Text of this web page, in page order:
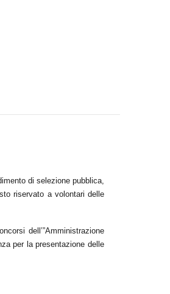
di selezione pubblica,
riservato a volontari delle
dell’”Amministrazione
per la presentazione delle